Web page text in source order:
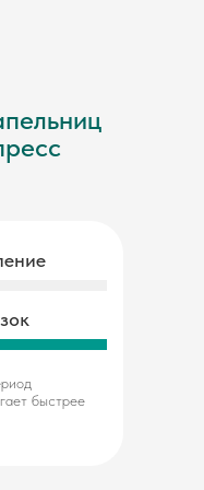
быстрее